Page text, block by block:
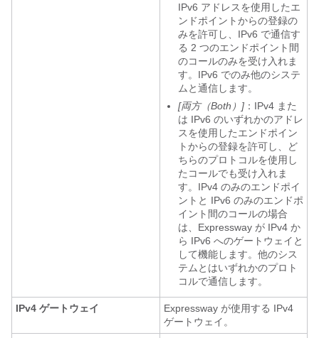
IPv6 アドレスを使用したエ
ンドポイントからの登録の
みを許可し、IPv6 で通信す
る 2 つのエンドポイント間
のコールのみを受け入れま
す。IPv6 でのみ他のシステ
ムと通信します。
[両方（Both）] ：IPv4 また
は IPv6 のいずれかのアドレ
スを使用したエンドポイン
トからの登録を許可し、ど
ちらのプロトコルを使用し
たコールでも受け入れま
す。IPv4 のみのエンドポイ
ントと IPv6 のみのエンドポ
イント間のコールの場合
は、Expressway が IPv4 か
ら IPv6 へのゲートウェイと
して機能します。他のシス
テムとはいずれかのプロト
コルで通信します。
IPv4 ゲートウェイ
Expressway が使用する IPv4
ゲートウェイ。